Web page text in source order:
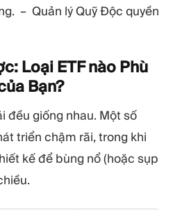
– Quản lý Quỹ Độc quyền
Loại ETF nào Phù
Bạn?
đều giống nhau. Một số
triển chậm rãi, trong khi
kế để bùng nổ (hoặc sụp